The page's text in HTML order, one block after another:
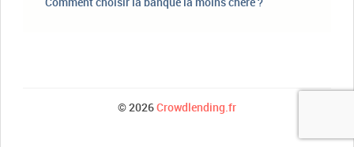
© 2026Crowdlending.fr